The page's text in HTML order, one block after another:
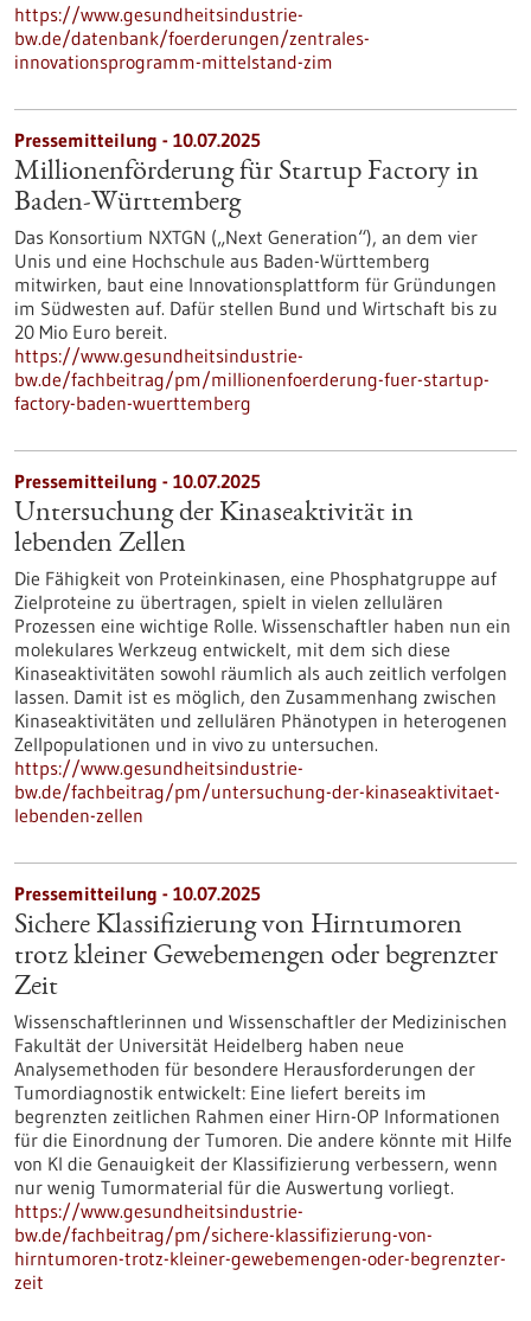
https://www.gesundheitsindustrie-
bw.de/datenbank/foerderungen/zentrales-
innovationsprogramm-mittelstand-zim
Pressemitteilung - 10.07.2025
Millionenförderung für Startup Factory in
Baden-Württemberg
Das Konsortium NXTGN („Next Generation“), an dem vier
Unis und eine Hochschule aus Baden-Württemberg
mitwirken, baut eine Innovationsplattform für Gründungen
im Südwesten auf. Dafür stellen Bund und Wirtschaft bis zu
20 Mio Euro bereit.
https://www.gesundheitsindustrie-
bw.de/fachbeitrag/pm/millionenfoerderung-fuer-startup-
factory-baden-wuerttemberg
Pressemitteilung - 10.07.2025
Untersuchung der Kinaseaktivität in
lebenden Zellen
Die Fähigkeit von Proteinkinasen, eine Phosphatgruppe auf
Zielproteine zu übertragen, spielt in vielen zellulären
Prozessen eine wichtige Rolle. Wissenschaftler haben nun ein
molekulares Werkzeug entwickelt, mit dem sich diese
Kinaseaktivitäten sowohl räumlich als auch zeitlich verfolgen
lassen. Damit ist es möglich, den Zusammenhang zwischen
Kinaseaktivitäten und zellulären Phänotypen in heterogenen
Zellpopulationen und in vivo zu untersuchen.
https://www.gesundheitsindustrie-
bw.de/fachbeitrag/pm/untersuchung-der-kinaseaktivitaet-
lebenden-zellen
Pressemitteilung - 10.07.2025
Sichere Klassifizierung von Hirntumoren
trotz kleiner Gewebemengen oder begrenzter
Zeit
Wissenschaftlerinnen und Wissenschaftler der Medizinischen
Fakultät der Universität Heidelberg haben neue
Analysemethoden für besondere Herausforderungen der
Tumordiagnostik entwickelt: Eine liefert bereits im
begrenzten zeitlichen Rahmen einer Hirn-OP Informationen
für die Einordnung der Tumoren. Die andere könnte mit Hilfe
von KI die Genauigkeit der Klassifizierung verbessern, wenn
nur wenig Tumormaterial für die Auswertung vorliegt.
https://www.gesundheitsindustrie-
bw.de/fachbeitrag/pm/sichere-klassifizierung-von-
hirntumoren-trotz-kleiner-gewebemengen-oder-begrenzter-
zeit